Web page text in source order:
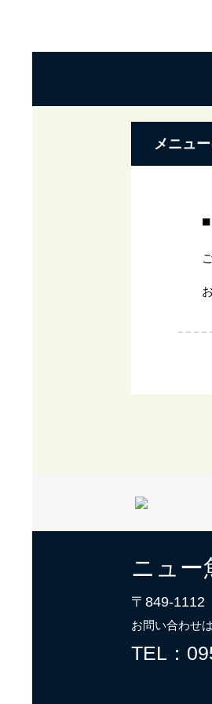
メニュ
ニュー
〒849-
お問い合わせは
TEL：